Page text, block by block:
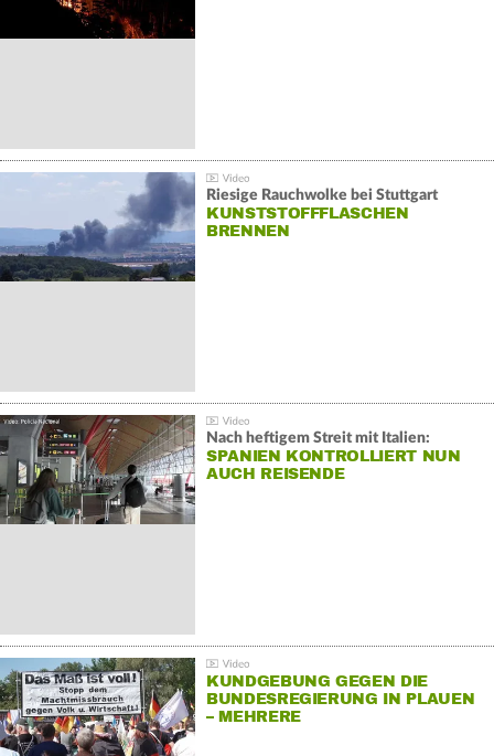
Riesige Rauchwolke bei Stuttgart
KUNSTSTOFFFLASCHEN
BRENNEN
Nach heftigem Streit mit Italien:
SPANIEN KONTROLLIERT NUN
AUCH REISENDE
KUNDGEBUNG GEGEN DIE
BUNDESREGIERUNG IN PLAUEN
– MEHRERE